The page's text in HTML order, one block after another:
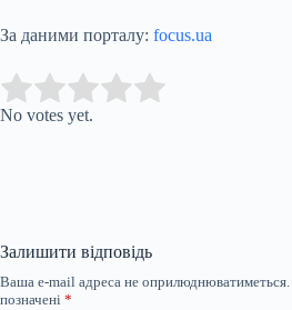
За даними порталу: focus.ua
Rate this item:
No votes yet.
Залишити відповідь
Ваша e-mail адреса не оприлюднюватиметься.
позначені *